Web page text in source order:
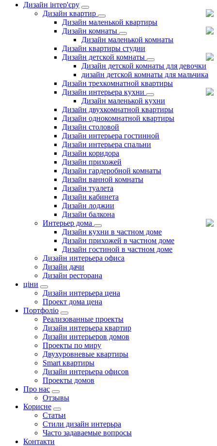
Дизайн інтер'єру
Дизайн квартир
Дизайн маленькой квартиры
Дизайн комнаты
Дизайн маленькой комнаты
Дизайн квартиры студии
Дизайн детской комнаты
Дизайн детской комнаты для девочки
дизайн детской комнаты для мальчика
Дизайн трехкомнатной квартиры
Дизайн интерьера кухни
Дизайн маленькой кухни
Дизайн двухкомнатной квартиры
Дизайн однокомнатной квартиры
Дизайн столовой
Дизайн интерьера гостинной
Дизайн интерьера спальни
Дизайн коридора
Дизайн прихожей
Дизайн гардеробной комнаты
Дизайн ванной комнаты
Дизайн туалета
Дизайн кабинета
Дизайн лоджии
Дизайн балкона
Интерьер дома
Дизайн кухни в частном доме
Дизайн прихожей в частном доме
Дизайн гостиной в частном доме
Дизайн интерьера офиса
Дизайн дачи
Дизайн ресторана
ціни
Дизайн интерьера цена
Проект дома цена
Портфоліо
Реализованные проекты
Дизайн интерьера квартир
Дизайн интерьеров домов
Проекты по миру
Двухуровневые квартиры
Smart квартиры
Дизайн интерьера офисов
Проекты домов
Про нас
Отзывы
Корисне
Статьи
Cтили дизайн интерьра
Часто задаваемые вопросы
Контакти